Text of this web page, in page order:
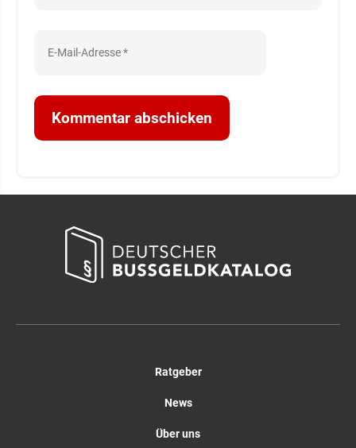
Ratgeber
News
Über uns